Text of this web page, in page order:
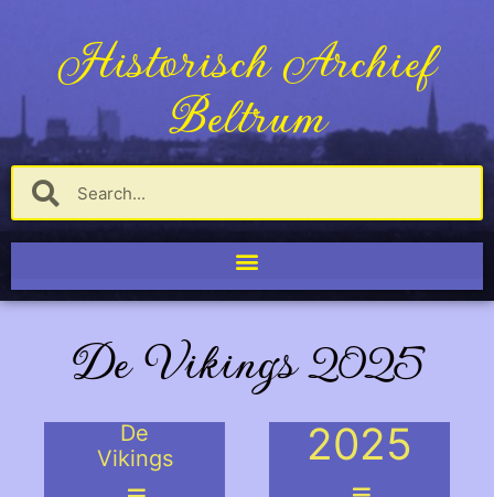
Historisch Archief
Beltrum
De Vikings 2025
De
Vikings
2025